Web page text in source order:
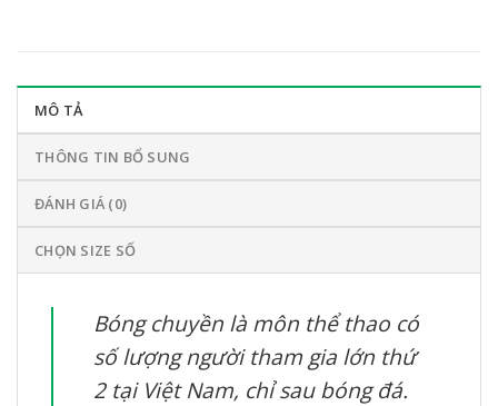
MÔ TẢ
THÔNG TIN BỔ SUNG
ĐÁNH GIÁ (0)
CHỌN SIZE SỐ
Bóng chuyền là môn thể thao có
số lượng người tham gia lớn thứ
2 tại Việt Nam, chỉ sau bóng đá.